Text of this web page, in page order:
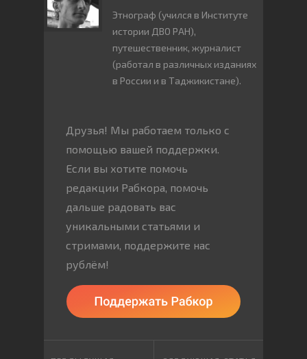
Этнограф (учился в Институте
истории ДВО РАН),
путешественник, журналист
(работал в различных изданиях
в России и в Таджикистане).
Друзья! Мы работаем только с
помощью вашей поддержки.
Если вы хотите помочь
редакции Рабкора, помочь
дальше радовать вас
уникальными статьями и
стримами, поддержите нас
рублём!